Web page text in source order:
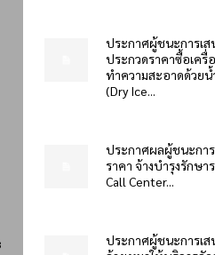
ประกาศผู้ชนะการเส
ประกวดราคาซื้อเครื่
ทำความสะอาดด้วยน้
(Dry Ice...
ประกาศผลผู้ชนะกา
ราคา จ้างบำรุงรักษา
Call Center...
ประกาศผู้ชนะการเส